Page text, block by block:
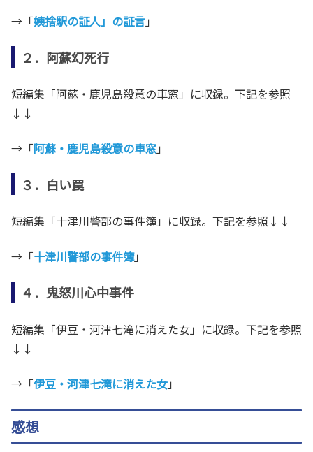
→「姨捨駅の証人」の証言」
２．阿蘇幻死行
短編集「阿蘇・鹿児島殺意の車窓」に収録。下記を参照
↓↓
→「阿蘇・鹿児島殺意の車窓」
３．白い罠
短編集「十津川警部の事件簿」に収録。下記を参照↓↓
→「十津川警部の事件簿」
４．鬼怒川心中事件
短編集「伊豆・河津七滝に消えた女」に収録。下記を参照
↓↓
→「伊豆・河津七滝に消えた女」
感想